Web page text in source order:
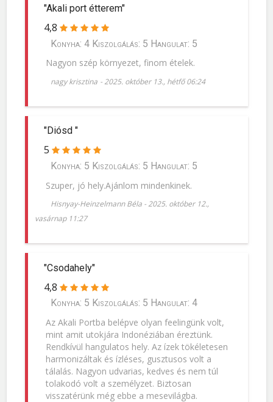
"Akali port étterem"
4,8
Konyha: 4 Kiszolgálás: 5 Hangulat: 5
Nagyon szép környezet, finom ételek.
nagy krisztina -2025. október 13., hétfő 06:24
"Diósd "
5
Konyha: 5 Kiszolgálás: 5 Hangulat: 5
Szuper, jó hely.Ajánlom mindenkinek.
Hisnyay-Heinzelmann Béla -2025. október 12.,
vasárnap 11:27
"Csodahely"
4,8
Konyha: 5 Kiszolgálás: 5 Hangulat: 4
Az Akali Portba belépve olyan feelingünk volt,
mint amit utokjára Indonéziában éreztünk.
Rendkívül hangulatos hely. Az ízek tökéletesen
harmonizáltak és ízléses, gusztusos volt a
tálalás. Nagyon udvarias, kedves és nem túl
tolakodó volt a személyzet. Biztosan
visszatérünk még ebbe a mesevilágba.